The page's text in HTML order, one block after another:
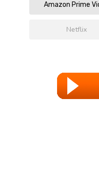
Amazon Prime
Netflix